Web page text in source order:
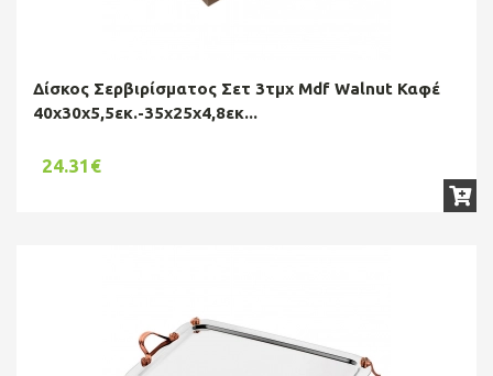
Δίσκος Σερβιρίσματος Σετ 3τμχ Mdf Walnut Καφέ
40x30x5,5εκ.-35x25x4,8εκ...
24.31€